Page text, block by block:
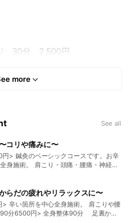
30分 2,500円
分 1,500円
用して頭皮をしっかりほぐし
トアップ、リラックスに最高
more
See all
コリや痛みに〜
> 鍼灸のベーシックコースです。お辛
身施術。 肩こり・頭痛・腰痛・神経
っては即効性もありますし、治療を続け
凝りにくい体づくりなど体質改善にも効
、月経痛・不妊症・更年期症状などの
らだの疲れやリラックスに〜
辛い箇所を中心全身施術。 肩こりや腰